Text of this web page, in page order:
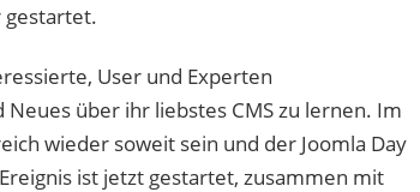
gestartet.
User und Experten
über ihr liebstes CMS zu lernen. Im
wieder soweit sein und der Joomla Day
ist jetzt gestartet, zusammen mit